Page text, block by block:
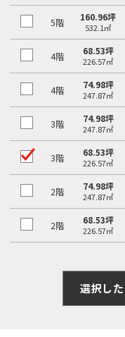
5階 160.96坪
532.1㎡
4階 68.53坪
226.57㎡
4階 74.98坪
247.87㎡
3階 74.98坪
247.87㎡
3階 68.53坪
226.57㎡
2階 74.98坪
247.87㎡
2階 68.53坪
226.57㎡
選択し